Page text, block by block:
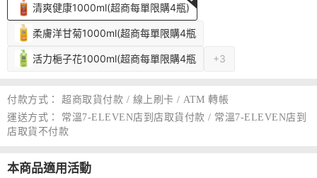
清爽健康1000ml(超商每單限購4瓶)
柔膚洋甘菊1000ml(超商每單限購4瓶
活力梔子花1000ml(超商每單限購4瓶 +3
付款方式：
超商取貨付款 / 線上刷卡 / ATM 轉帳
運送方式：
常溫7-ELEVEN店到店取貨付款 / 常溫7-ELEVEN店到
店取貨不付款
本商品適用活動